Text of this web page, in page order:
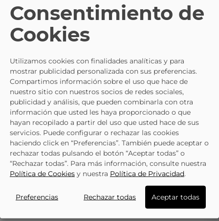
Zapatos Negros Para Caballero
49,45 € 54,95 €
Consentimiento de
Cookies
Utilizamos cookies con finalidades analíticas y para
mostrar publicidad personalizada con sus preferencias.
Compartimos información sobre el uso que hace de
nuestro sitio con nuestros socios de redes sociales,
publicidad y análisis, que pueden combinarla con otra
información que usted les haya proporcionado o que
hayan recopilado a partir del uso que usted hace de sus
servicios. Puede configurar o rechazar las cookies
haciendo click en “Preferencias”. También puede aceptar o
rechazar todas pulsando el botón “Aceptar todas” o
“Rechazar todas”. Para más información, consulte nuestra
Política de Cookies y nuestra Política de Privacidad.
Preferencias Rechazar todas Aceptar todas